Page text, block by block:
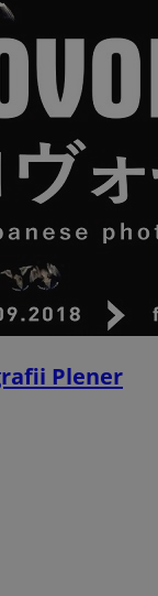
Plener